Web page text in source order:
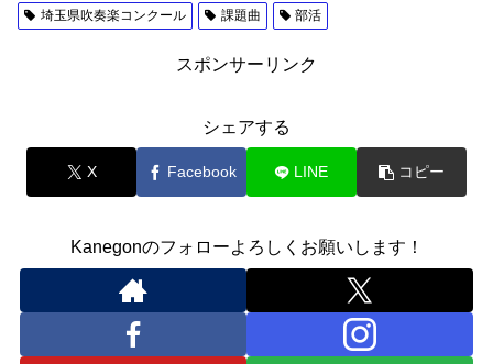
埼玉県吹奏楽コンクール
課題曲 部活
スポンサーリンク
シェアする
X Facebook LINE コピー
Kanegonのフォローよろしくお願いします！